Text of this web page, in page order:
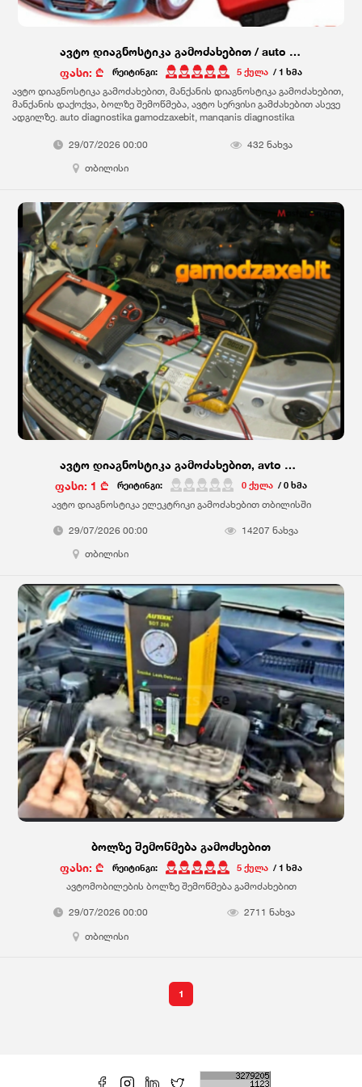
ავტო დიაგნოსტიკა გამოძახებით / auto diagnostika gamodzaxebit
ფასი: ₾
რეიტინგი: 5 ქულა / 1 ხმა
ავტო დიაგნოსტიკა გამოძახებით, მანქანის დიაგნოსტიკა გამოძახებით,
მანქანის დაქოქვა, ბოლზე შემოწმება, ავტო სერვისი გამძახებით ასევე
ადგილზე. auto diagnostika gamodzaxebit, manqanis diagnostika
gamodzaxebit aseve adgilze
29/07/2026 00:00
432 ნახვა
თბილისი
ავტო დიაგნოსტიკა გამოძახებით, avto diagnostika gamodzaxebit
ფასი: 1 ₾
რეიტინგი: 0 ქულა / 0 ხმა
ავტო დიაგნოსტიკა ელეკტრიკი გამოძახებით თბილისში
29/07/2026 00:00
14207 ნახვა
თბილისი
ბოლზე შემოწმება გამოძხებით
ფასი: ₾
რეიტინგი: 5 ქულა / 1 ხმა
ავტომობილების ბოლზე შემოწმება გამოძახებით
29/07/2026 00:00
2711 ნახვა
თბილისი
1